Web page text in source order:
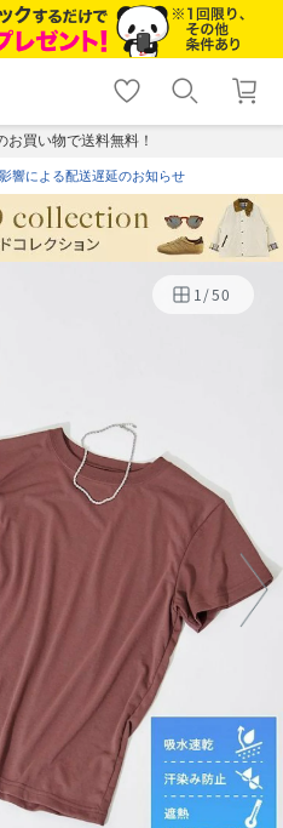
shopping_cart lock_outline
ログイン
買い物で送料無料！
響による配送遅延のお知らせ
1/50